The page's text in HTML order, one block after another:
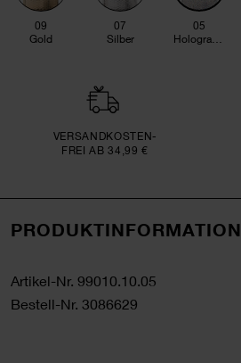
09
Gold
07
Silber
05
Holographisch
VERSAND­KOSTEN­
FREI AB 34,99 €
PRODUKTINFORMATION
Artikel-Nr. 99010.10.05
Bestell-Nr. 3086629